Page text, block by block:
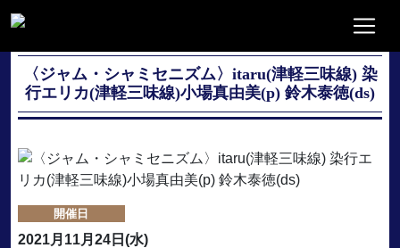
〈ジャム・シャミセニズム〉itaru(津軽三味線) 染
行エリカ(津軽三味線)小場真由美(p) 鈴木泰徳(ds)
開催日
2021月11月24日(水)